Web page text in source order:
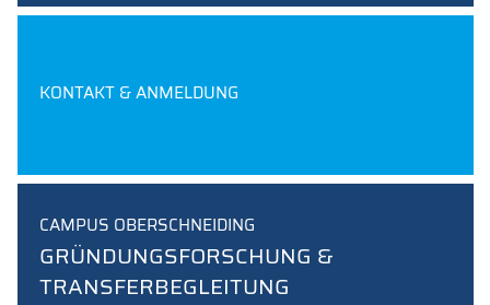
KONTAKT & ANMELDUNG
CAMPUS OBERSCHNEIDING
GRÜNDUNGSFORSCHUNG &
TRANSFERBEGLEITUNG